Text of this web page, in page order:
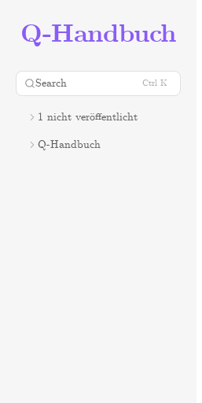
Q-Handbuch
Search Ctrl K
1 nicht veröffentlicht
Q-Handbuch